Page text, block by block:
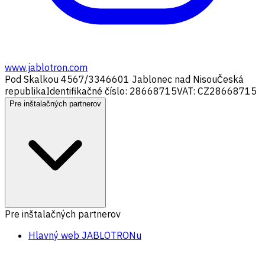
www.jablotron.com
Pod Skalkou 4567/3346601 Jablonec nad NisouČeská
republikaIdentifikačné číslo: 28668715VAT: CZ28668715
Pre inštalačných partnerov
Pre inštalačných partnerov
Hlavný web JABLOTRONu